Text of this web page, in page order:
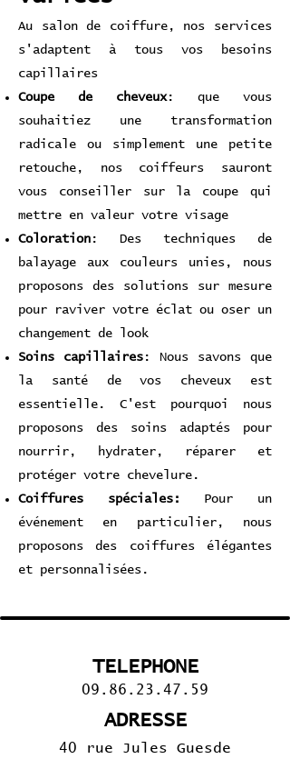
Au salon de coiffure, nos services
s'adaptent à tous vos besoins
capillaires
Coupe de cheveux: que vous
souhaitiez une transformation
radicale ou simplement une petite
retouche, nos coiffeurs sauront
vous conseiller sur la coupe qui
mettre en valeur votre visage
Coloration : Des techniques de
balayage aux couleurs unies, nous
proposons des solutions sur mesure
pour raviver votre éclat ou oser un
changement de look
Soins capillaires : Nous savons que
la santé de vos cheveux est
essentielle. C'est pourquoi nous
proposons des soins adaptés pour
nourrir, hydrater, réparer et
protéger votre chevelure.
Coiffures spéciales:
Pour un
événement en particulier, nous
proposons des coiffures élégantes
et personnalisées.
TELEPHONE
09.86.23.47.59
ADRESSE
​40 rue Jules Guesde